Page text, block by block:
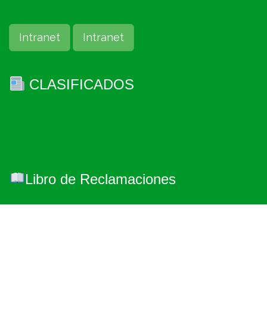
Intranet Intranet
CLASIFICADOS
Libro de Reclamaciones